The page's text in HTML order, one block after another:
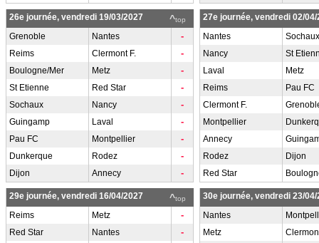
^top
26e journée, vendredi 19/03/2027
Grenoble
Nantes -
Reims Clermont F. -
Boulogne/Mer Metz -
St Etienne Red Star -
Sochaux Nancy -
Guingamp Laval -
Pau FC Montpellier -
Dunkerque Rodez -
Dijon Annecy -
27e journée, vendredi 02/04/
Nantes
Sochaux
Nancy
St
Laval
Metz
Reims
Pau FC
Clermont F.
Montpellier
Annecy
Rodez
Dijon
Red Star
^top
29e journée, vendredi 16/04/2027
Reims
Metz -
Red Star Nantes -
30e journée, vendredi 23/04/
Nantes
Metz